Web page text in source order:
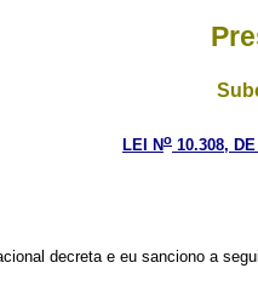
LEI No 10.308,
decreta e eu sanciono a